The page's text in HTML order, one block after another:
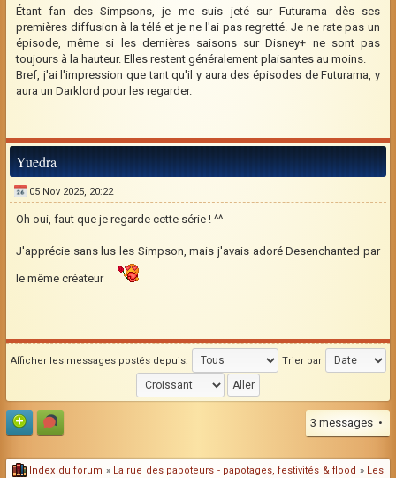
Étant fan des Simpsons, je me suis jeté sur Futurama dès ses
premières diffusion à la télé et je ne l'ai pas regretté. Je ne rate pas un
épisode, même si les dernières saisons sur Disney+ ne sont pas
toujours à la hauteur. Elles restent généralement plaisantes au moins.
Bref, j'ai l'impression que tant qu'il y aura des épisodes de Futurama, y
aura un Darklord pour les regarder.
Yuedra
05 Nov 2025, 20:22
Oh oui, faut que je regarde cette série ! ^^
J'apprécie sans lus les Simpson, mais j'avais adoré Desenchanted par
le même créateur
Afficher les messages postés depuis: Trier par
3 messages •
Index du forum » La rue des papoteurs - papotages, festivités & flood » Les